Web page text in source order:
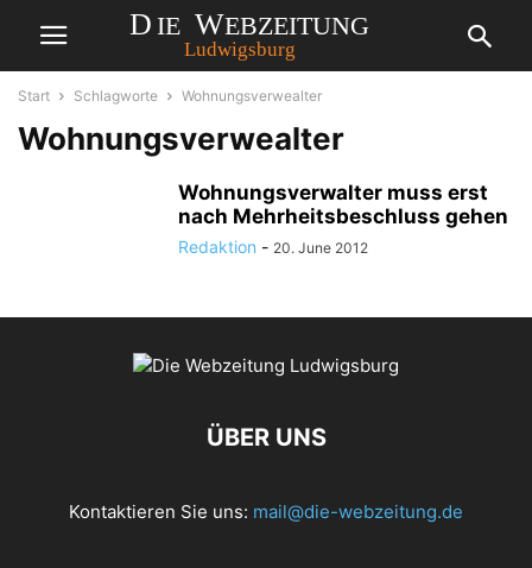
Start Schlagworte Wohnungsverwealter
Wohnungsverwealter
Wohnungsverwalter muss erst
nach Mehrheitsbeschluss gehen
Redaktion - 20. June 2012
ÜBER UNS
Kontaktieren Sie uns: mail@die-webzeitung.de